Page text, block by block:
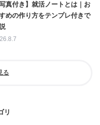
写真付き】就活ノートとは｜お
めの作り方をテンプレ付きで
る
リ